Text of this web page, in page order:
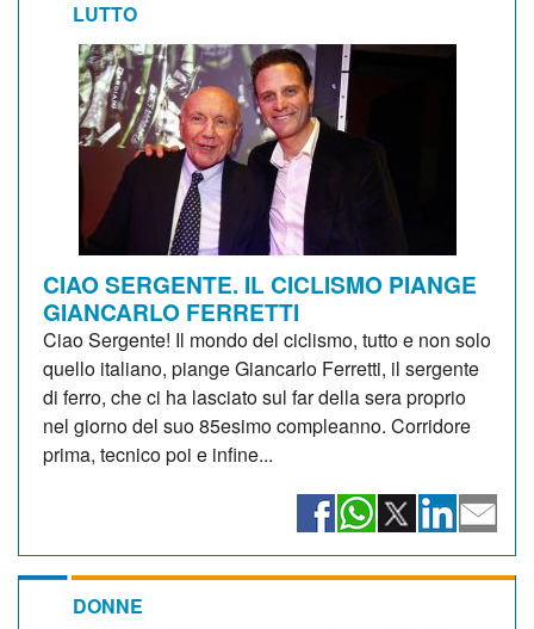
LUTTO
CIAO SERGENTE. IL CICLISMO PIANGE
GIANCARLO FERRETTI
Ciao Sergente! Il mondo del ciclismo, tutto e non solo
quello italiano, piange Giancarlo Ferretti, il sergente
di ferro, che ci ha lasciato sul far della sera proprio
nel giorno del suo 85esimo compleanno. Corridore
prima, tecnico poi e infine...
DONNE